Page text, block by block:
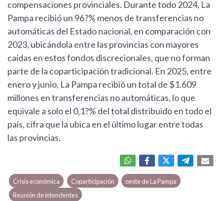
compensaciones provinciales. Durante todo 2024, La
Pampa recibió un 96?% menos de transferencias no
automáticas del Estado nacional, en comparación con
2023, ubicándola entre las provincias con mayores
caídas en estos fondos discrecionales, que no forman
parte de la coparticipación tradicional. En 2025, entre
enero y junio, La Pampa recibió un total de $1.609
millones en transferencias no automáticas, lo que
equivale a solo el 0,1?% del total distribuido en todo el
país, cifra que la ubica en el último lugar entre todas
las provincias.
Crisis económica Coparticipación
oeste de La Pampa
Reunión de intendentes